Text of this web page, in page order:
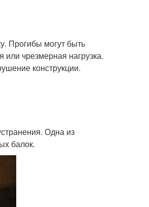
Прогибы могут быть
чрезмерная нагрузка.
конструкции.
Одна из
балок.